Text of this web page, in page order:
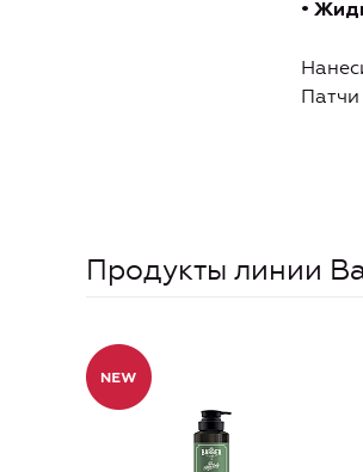
•
Патчи
Продукты линии